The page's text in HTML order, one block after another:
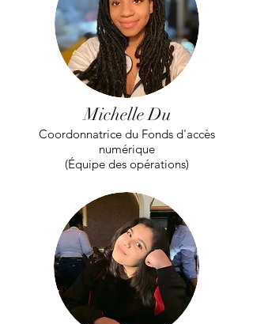
Michelle Du
Coordonnatrice du Fonds d'accès
numérique
(Équipe des opérations)